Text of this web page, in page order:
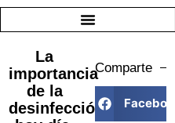
La
importancia
de la
desinfección
Comparte
Facebook